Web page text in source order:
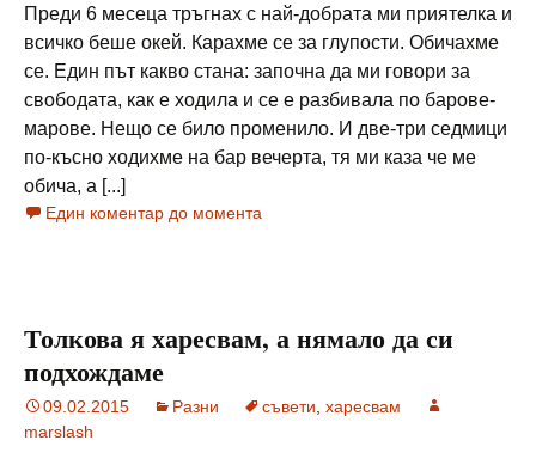
Преди 6 месеца тръгнах с най-добрата ми приятелка и
всичко беше окей. Карахме се за глупости. Обичахме
се. Един път какво стана: започна да ми говори за
свободата, как е ходила и се е разбивала по барове-
марове. Нещо се било променило. И две-три седмици
по-късно ходихме на бар вечерта, тя ми каза че ме
обича, а [...]
Един коментар до момента
Толкова я харесвам, а нямало да си
подхождаме
09.02.2015 Разни съвети харесвам
marslash